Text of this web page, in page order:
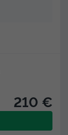
210 €